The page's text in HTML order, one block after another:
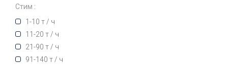
Стим :
1-10 т / ч
11-20 т / ч
21-90 т / ч
91-140 т / ч